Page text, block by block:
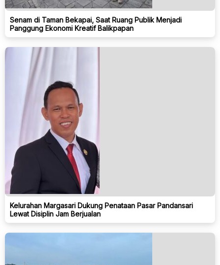
Senam di Taman Bekapai, Saat Ruang Publik Menjadi
Panggung Ekonomi Kreatif Balikpapan
Kelurahan Margasari Dukung Penataan Pasar Pandansari
Lewat Disiplin Jam Berjualan